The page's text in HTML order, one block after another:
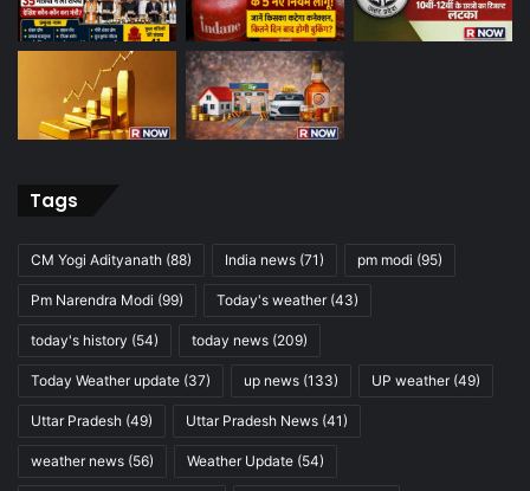
Tags
CM Yogi Adityanath (88) India news (71) pm modi (95)
Pm Narendra Modi (99) Today's weather(43)
today's history (54) today news (209)
Today Weather update (37) up news (133) UP weather(49)
Uttar Pradesh (49) Uttar Pradesh News (41)
weather news (56) Weather Update (54)